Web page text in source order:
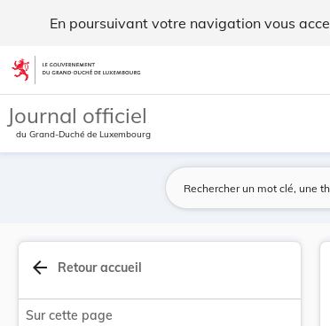
En poursuivant votre navigation vous
Aller au contenu
Journal officiel
du Grand-Duché de Luxembourg
arrow_back Retour accueil
Sur cette page